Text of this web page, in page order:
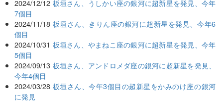
2024/12/12 板垣さん、うしかい座の銀河に超新星を発見、今年
7個目
2024/11/18 板垣さん、きりん座の銀河に超新星を発見、今年6
個目
2024/10/31 板垣さん、やまねこ座の銀河に超新星を発見、今年
5個目
2024/09/13 板垣さん、アンドロメダ座の銀河に超新星を発見、
今年4個目
2024/03/28 板垣さん、今年3個目の超新星をかみのけ座の銀河
に発見